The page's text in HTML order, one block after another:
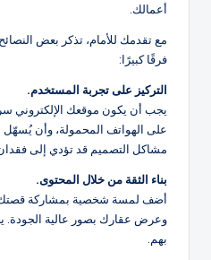
أعمالك.
مع تقدمك للأمام، تذكر بعض
فرقًا كبيرًا:
التركيز على تجربة المستخدم.
يجب أن يكون موقعك الإلكتروني
على الهواتف المحمولة، وأن
مشاكل التصميم قد تؤدي إلى
بناء الثقة من خلال المحتوى.
أضف لمسة شخصية بمشاركة قصتك،
وعرض عقارك بصور عالية
بهم.